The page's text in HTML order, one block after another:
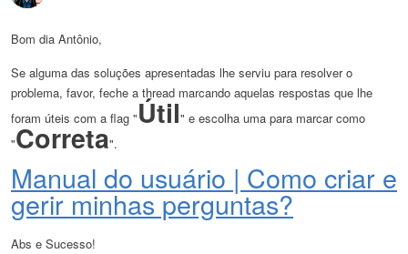
Bom dia Antônio,
Se alguma das soluções apresentadas lhe serviu para resolver o
problema, favor, feche a thread marcando aquelas respostas que lhe
foram úteis com a flag "Útil" e escolha uma para marcar como
"Correta".
Manual do usuário | Como criar e
gerir minhas perguntas?
Abs e Sucesso!